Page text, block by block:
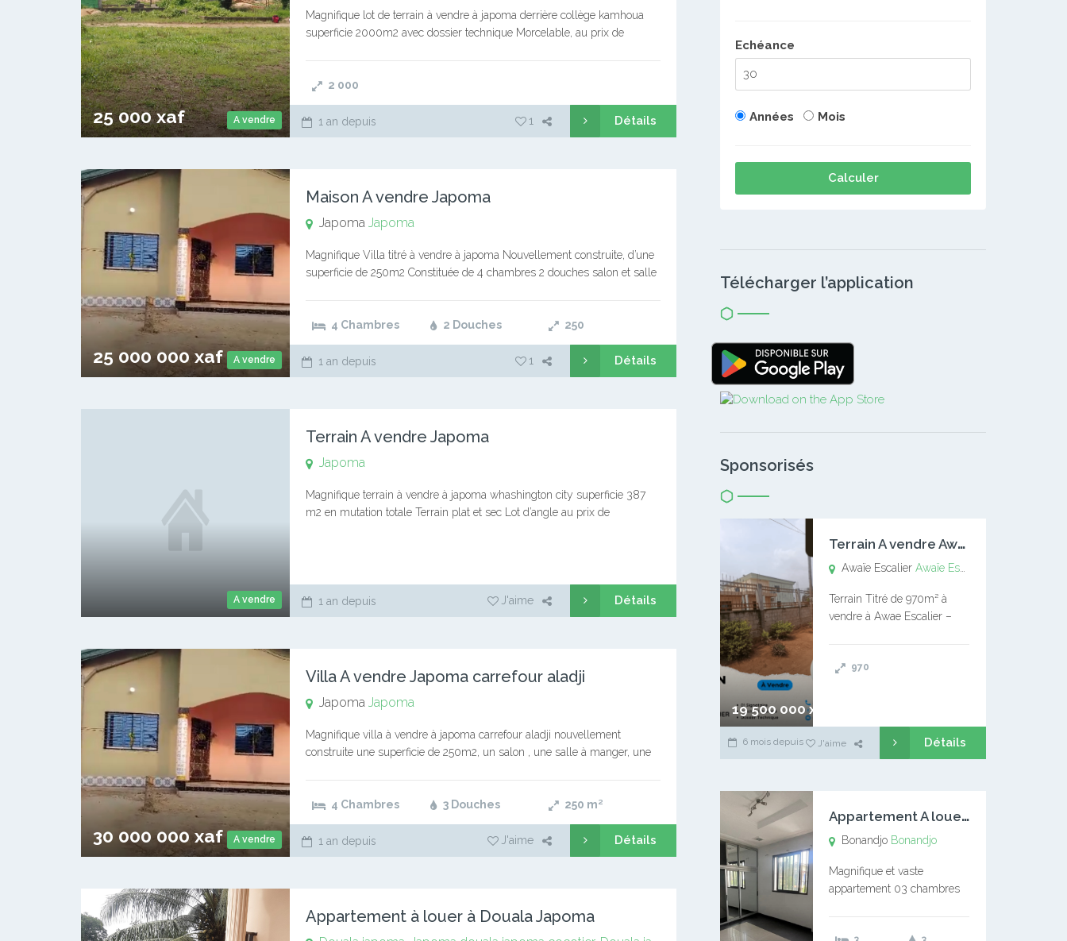
A vendre
25 000 xaf
Magnifique lot de terrain à vendre à japoma derrière collège kamhoua
superficie 2000m2 avec dossier technique Morcelable, au prix de
2 000
1 an depuis 1 Détails
A vendre
25 000 000 xaf
Maison A vendre Japoma
Japoma Japoma
Magnifique Villa titré à vendre à japoma Nouvellement construite, d’une
superficie de 250m2 Constituée de 4 chambres 2 douches salon et salle
4 Chambres 2 Douches 250
1 an depuis 1 Détails
A vendre
Terrain A vendre Japoma
Japoma
Magnifique terrain à vendre à japoma whashington city superficie 387
m2 en mutation totale Terrain plat et sec Lot d’angle au prix de
1 an depuis J'aime Détails
A vendre
30 000 000 xaf
Villa A vendre Japoma carrefour aladji
Japoma Japoma
Magnifique villa à vendre à japoma carrefour aladji nouvellement
construite une superficie de 250m2, un salon , une salle à manger, une
4 Chambres 3 Douches 250 m²
1 an depuis J'aime Détails
Appartement à louer à Douala Japoma
Echéance
Années Mois
Calculer
Télécharger l’application
Sponsorisés
19 500 000 xaf
T
errain A vendre Awaïe Escalier
Awaïe EscalierAwaïe Escalier
Terrain Titré de 970m² à
vendre à Awae Escalier –
l’Université Catholique –
970
6 mois depuis J'aime Détails
A
ppartement A louer Bonandjo
Bonandjo Bonandjo
Magnifique et vaste
appartement 03 chambres